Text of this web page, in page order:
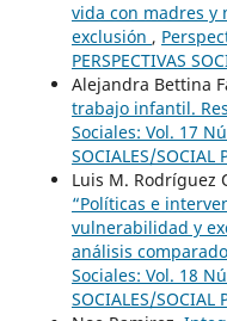
vida con madres y
exclusión ,
PERSPECTIVAS
Alejandra Bettina
trabajo infantil.
Sociales: Vol. 17
SOCIALES/SOCIAL
Luis M. Rodríguez
“Políticas e
vulnerabilidad y
análisis
Sociales: Vol. 18
SOCIALES/SOCIAL